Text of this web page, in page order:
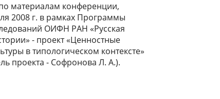
материалам конференции,
2008 г. в рамках Программы
ОИФН РАН «Русская
- проект «Ценностные
в типологическом контексте»
проекта - Софронова Л. А.).